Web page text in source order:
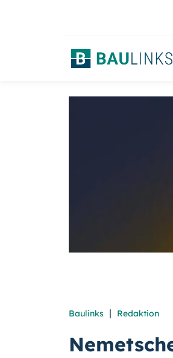
Baulinks | Redaktion